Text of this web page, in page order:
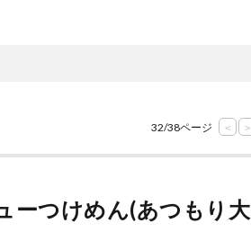
32/38ページ < >
ーつけめん(あつもり大